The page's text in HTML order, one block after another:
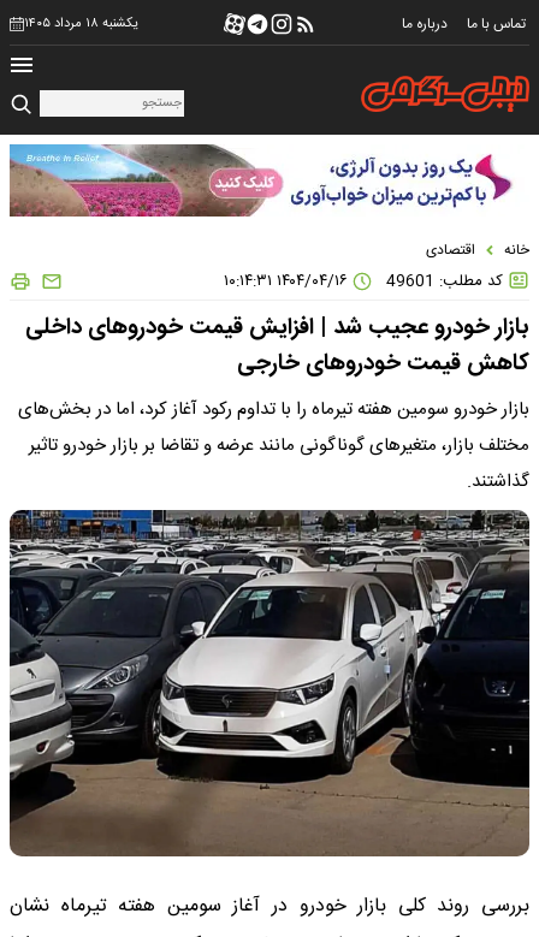
تماس با ما درباره ما یکشنبه ۱۸ مرداد ۱۴۰۵
خانه اقتصادی
کد مطلب: 49601
بازار خودرو عجیب شد | افزایش قیمت خودروهای داخلی
کاهش قیمت خودروهای خارجی
بازار خودرو سومین هفته تیرماه را با تداوم رکود آغاز کرد، اما در بخش‌های
مختلف بازار، متغیرهای گوناگونی مانند عرضه و تقاضا بر بازار خودرو تاثیر
گذاشتند.
بررسی روند کلی بازار خودرو در آغاز سومین هفته تیرماه نشان